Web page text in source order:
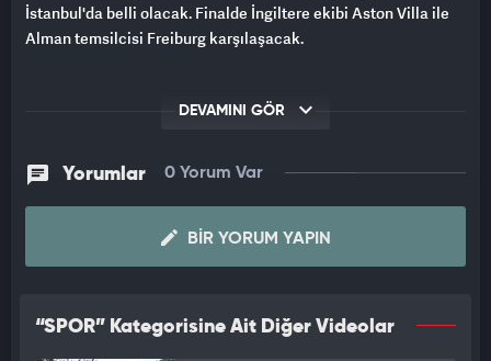
İstanbul'da belli olacak. Finalde İngiltere ekibi Aston Villa ile
Alman temsilcisi Freiburg karşılaşacak.
DEVAMINI GÖR
Yorumlar 0 Yorum Var
BIR YORUM YAPIN
“SPOR” Kategorisine Ait Diğer Videolar